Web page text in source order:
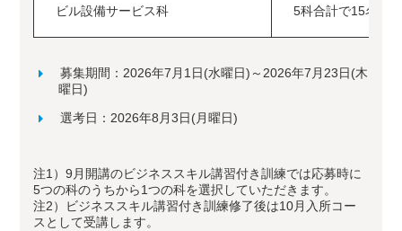
ビル設備サービス科 5科合計で15名
募集期間：2026年7月1日(水曜日)～2026年7月23日(木
曜日)
選考日：2026年8月3日(月曜日)
注1）9月開講のビジネススキル講習付き訓練では応募時に
5つの科のうちから1つの科を選択していただきます。
注2）ビジネススキル講習付き訓練修了後は10月入所コー
スとして受講します。